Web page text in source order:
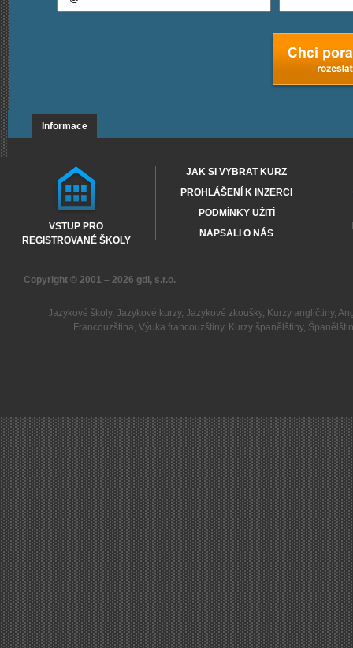
Informace
VSTUP PRO
REGISTROVANÉ ŠKOLY
JAK SI VYBRAT KURZ
PROHLÁŠENÍ K INZERCI
PODMÍNKY UŽITÍ
NAPSALI O NÁS
Copyright © 2001 – 2026 gdi, s.r.o.
Jazykové školy, Jazykové kurzy, Jazykové zkoušky, Kurzy angličtiny,
Francouzština,Výuka francouzštiny, Kurzy španělštiny,